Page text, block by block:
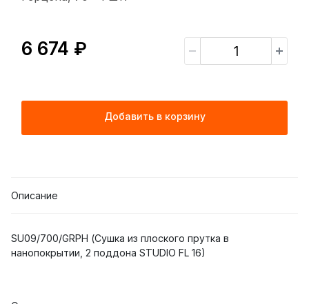
6 674 ₽
Добавить в корзину
Описание
SU09/700/GRPH (Сушка из плоского прутка в
нанопокрытии, 2 поддона STUDIO FL 16)